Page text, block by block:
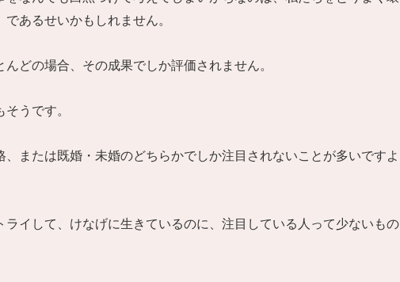
あるせいかもしれません。
どの場合、その成果でしか評価されません。
うです。
、または既婚・未婚のどちらかでしか注目されないことが多いですよ
ライして、けなげに生きているのに、注目している人って少ないもの